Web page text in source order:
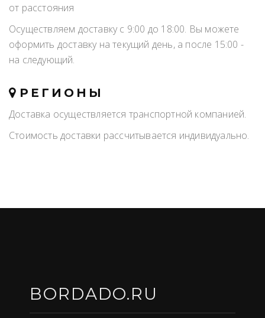
от расстояния
Осуществляем доставку с 9:00 до 18:00. Вы можете
оформить доставку на текущий день, а после 15:00 -
на следующий.
РЕГИОНЫ
Доставка осуществляется транспортной компанией.
Стоимость доставки рассчитывается индивидуально.
BORDADO.RU